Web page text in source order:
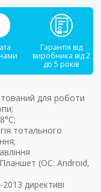
Гарантія від
виробника від 2
до 5 років
для роботи
тотального
(ОС: Android,
2013 директиві